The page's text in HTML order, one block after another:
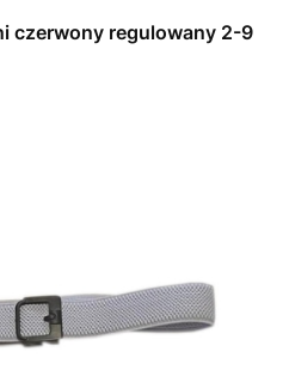
czerwony regulowany 2-9